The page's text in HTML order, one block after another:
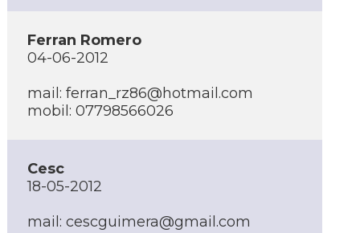
Ferran Romero
04-06-2012
mail: ferran_rz86@hotmail.com
mobil: 07798566026
Cesc
18-05-2012
mail: cescguimera@gmail.com